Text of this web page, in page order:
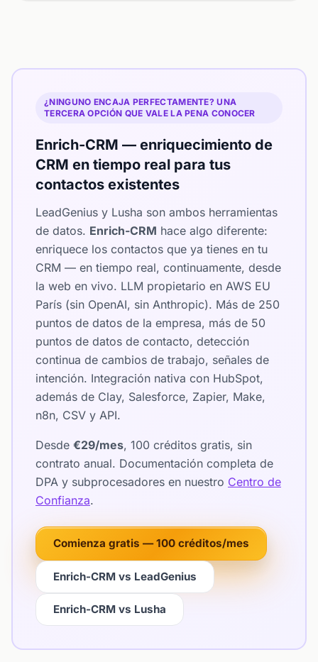
¿NINGUNO ENCAJA PERFECTAMENTE? UNA
TERCERA OPCIÓN QUE VALE LA PENA CONOCER
Enrich-CRM — enriquecimiento de
CRM en tiempo real para tus
contactos existentes
LeadGenius y Lusha son ambos herramientas
de datos. Enrich-CRM hace algo diferente:
enriquece los contactos que ya tienes en tu
CRM — en tiempo real, continuamente, desde
la web en vivo. LLM propietario en AWS EU
París (sin OpenAI, sin Anthropic). Más de 250
puntos de datos de la empresa, más de 50
puntos de datos de contacto, detección
continua de cambios de trabajo, señales de
intención. Integración nativa con HubSpot,
además de Clay, Salesforce, Zapier, Make,
n8n, CSV y API.
Desde €29/mes, 100 créditos gratis, sin
contrato anual. Documentación completa de
DPA y subprocesadores en nuestro Centro de
Confianza.
Comienza gratis — 100 créditos/mes
Enrich-CRM vs LeadGenius
Enrich-CRM vs Lusha